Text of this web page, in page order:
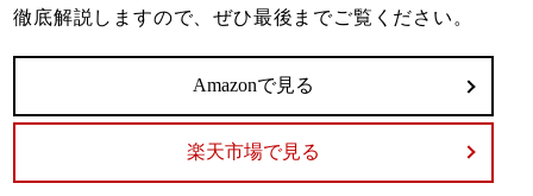
徹底解説しますので、ぜひ最後までご覧ください。
Amazonで見る
楽天市場で見る